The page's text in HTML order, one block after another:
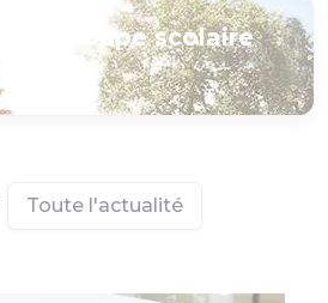
du groupe scolaire
Toute l'actualité